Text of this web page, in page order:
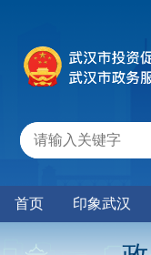
首页 印象武汉